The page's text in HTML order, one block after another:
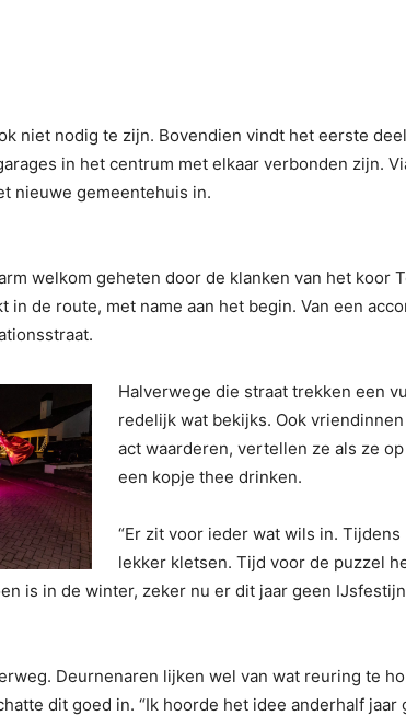
niet nodig te zijn. Bovendien vindt het eerste
in het centrum met elkaar verbonden zijn.
nieuwe gemeentehuis in.
welkom geheten door de klanken van het koor
in de route, met name aan het begin. Van een
Halverwege die straat trekken een
redelijk wat bekijks. Ook
act waarderen, vertellen ze als ze
een kopje thee drinken.
“Er zit voor ieder wat wils in.
lekker kletsen. Tijd voor de puzzel
is in de winter, zeker nu er dit jaar geen IJsfestijn
Deurnenaren lijken wel van wat reuring te
dit goed in. “Ik hoorde het idee anderhalf jaar